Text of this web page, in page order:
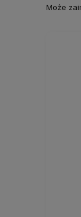
Może